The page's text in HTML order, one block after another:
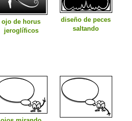
ojo de horus
jeroglíficos
diseño de peces
saltando